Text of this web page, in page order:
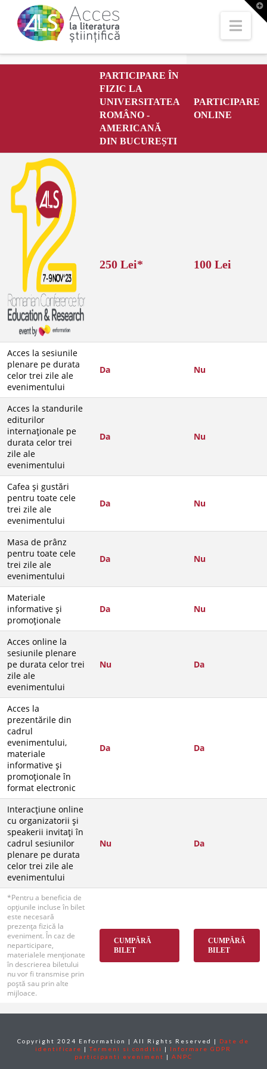
PARTICIPARE ÎN
FIZIC LA
UNIVERSITATEA
ROMÂNO -
AMERICANĂ
DIN BUCUREȘTI
PARTICIPARE
ONLINE
250 Lei* 100 Lei
Acces la sesiunile
plenare pe durata
celor trei zile ale
evenimentului
Da Nu
Acces la standurile
editurilor
internaționale pe
durata celor trei
zile ale
evenimentului
Da Nu
Cafea și gustări
pentru toate cele
trei zile ale
evenimentului
Da Nu
Masa de prânz
pentru toate cele
trei zile ale
evenimentului
Da Nu
Materiale
informative și
promoționale
Da Nu
Acces online la
sesiunile plenare
pe durata celor trei
zile ale
evenimentului
Nu Da
Acces la
prezentările din
cadrul
evenimentului,
materiale
informative și
promoționale în
format electronic
Da Da
Interacțiune online
cu organizatorii și
speakerii invitați în
cadrul sesiunilor
plenare pe durata
celor trei zile ale
evenimentului
Nu Da
*Pentru a beneficia de
opțiunile incluse în bilet
este necesară
prezența fizică la
eveniment. În caz de
neparticipare,
materialele menționate
în descrierea biletului
nu vor fi transmise prin
poștă sau prin alte
mijloace.
CUMPĂRĂ
BILET
CUMPĂRĂ
BILET
Copyright 2024 Enformation | All Rights Reserved | Date de
identificare |Termeni si conditii | Informare GDPR
participanti eveniment | ANPC